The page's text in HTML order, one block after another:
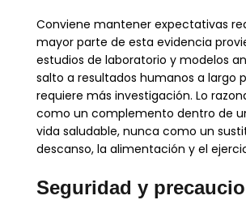
Conviene mantener expectativas
mayor parte de esta evidencia
estudios de laboratorio y modelos
salto a resultados humanos a largo
requiere más investigación. Lo
como un complemento dentro de
vida saludable, nunca como un
descanso, la alimentación y el
Seguridad y